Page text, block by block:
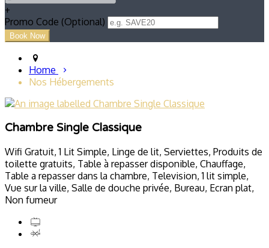
+
Promo Code (Optional)
Home
Nos Hébergements
Chambre Single Classique
Wifi Gratuit, 1 Lit Simple, Linge de lit, Serviettes, Produits de
toilette gratuits, Table à repasser disponible, Chauffage,
Table a repasser dans la chambre, Television, 1 lit simple,
Vue sur la ville, Salle de douche privée, Bureau, Ecran plat,
Non fumeur